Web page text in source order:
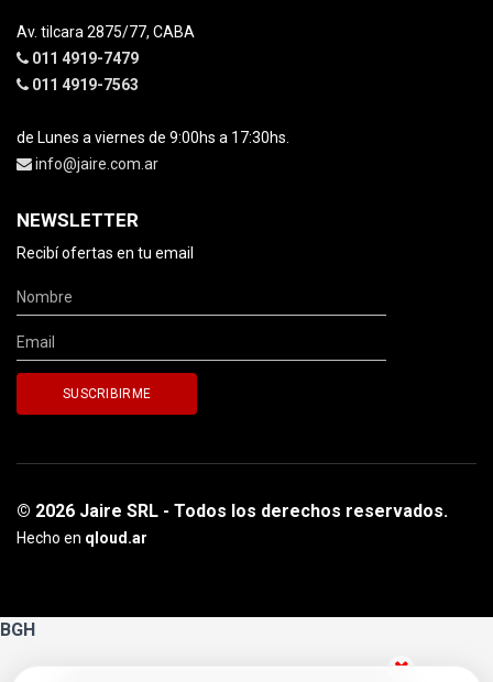
Av. tilcara 2875/77, CABA
011 4919-7479
011 4919-7563
de Lunes a viernes de 9:00hs a 17:30hs.
info@jaire.com.ar
NEWSLETTER
Recibí ofertas en tu email
© 2026 Jaire SRL - Todos los derechos reservados.
Hecho en qloud.ar
BGH